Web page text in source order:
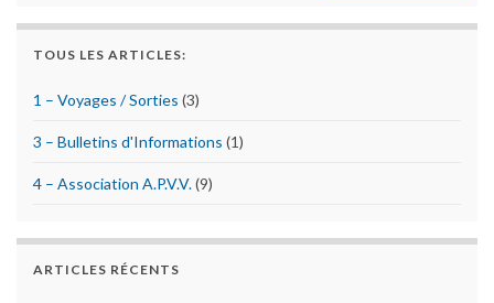
TOUS LES ARTICLES:
1 – Voyages / Sorties (3)
3 – Bulletins d'Informations (1)
4 – Association A.P.V.V.(9)
ARTICLES RÉCENTS